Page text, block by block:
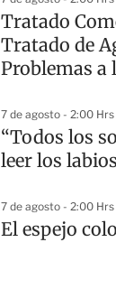
Tratado
Tratado de
Problemas a
7 de agosto - 2:00 Hrs
“Todos los
leer los
7 de agosto - 2:00 Hrs
El espejo